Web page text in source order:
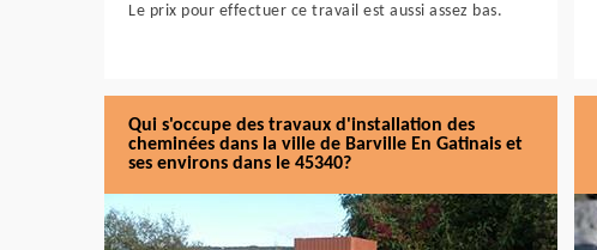
Le prix pour effectuer ce travail est aussi assez bas.
Qui s'occupe des travaux d'installation des
cheminées dans la ville de Barville En Gatinais et
ses environs dans le 45340?